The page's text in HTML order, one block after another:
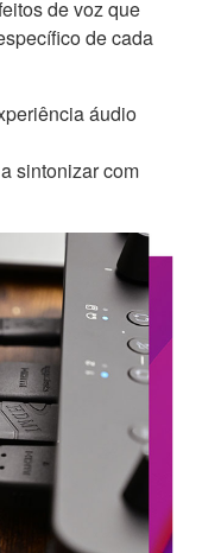
de voz que
de cada
áudio
sintonizar com